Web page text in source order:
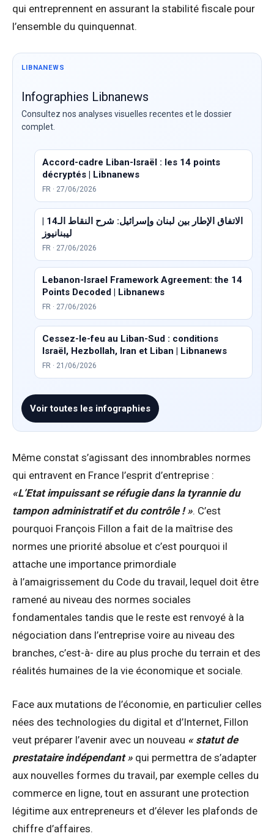
qui entreprennent en assurant la stabilité fiscale pour
l’ensemble du quinquennat.
LIBNANEWS
Infographies Libnanews
Consultez nos analyses visuelles recentes et le dossier
complet.
Accord-cadre Liban-Israël : les 14 points
décryptés | Libnanews
FR · 27/06/2026
الاتفاق الإطار بين لبنان وإسرائيل: شرح النقاط الـ14 |
ليبنانيوز
FR · 27/06/2026
Lebanon-Israel Framework Agreement: the 14
Points Decoded | Libnanews
FR · 27/06/2026
Cessez-le-feu au Liban-Sud : conditions
Israël, Hezbollah, Iran et Liban | Libnanews
FR · 21/06/2026
Voir toutes les infographies
Même constat s’agissant des innombrables normes
qui entravent en France l’esprit d’entreprise :
«L’Etat impuissant se réfugie dans la tyrannie du
tampon administratif et du contrôle ! ». C’est
pourquoi François Fillon a fait de la maîtrise des
normes une priorité absolue et c’est pourquoi il
attache une importance primordiale
à l’amaigrissement du Code du travail, lequel doit être
ramené au niveau des normes sociales
fondamentales tandis que le reste est renvoyé à la
négociation dans l’entreprise voire au niveau des
branches, c’est-à- dire au plus proche du terrain et des
réalités humaines de la vie économique et sociale.
Face aux mutations de l’économie, en particulier celles
nées des technologies du digital et d’Internet, Fillon
veut préparer l’avenir avec un nouveau « statut de
prestataire indépendant » qui permettra de s’adapter
aux nouvelles formes du travail, par exemple celles du
commerce en ligne, tout en assurant une protection
légitime aux entrepreneurs et d’élever les plafonds de
chiffre d’affaires.